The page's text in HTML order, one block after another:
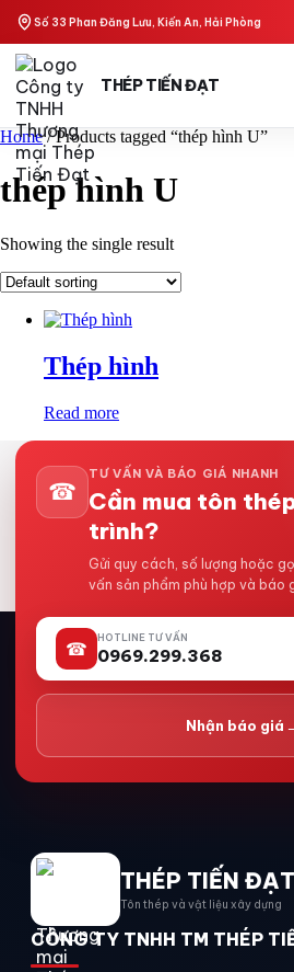
content
Số 33 Phan Đăng Lưu, Kiến An, Hải Phòng
THÉP TIẾN ĐẠT
Home/ Products tagged “thép hình U”
thép hình U
Showing the single result
Thép hình
Read more
☎
TƯ VẤN VÀ BÁO GIÁ NHANH
Cần mua tôn
trình?
Gửi quy cách, số lượng hoặc
vấn sản phẩm phù hợp và báo
☎
HOTLINE TƯ VẤN
0969.299.368
Nhận báo giá
THÉP TIẾN ĐẠT
Tôn thép và vật liệu xây dựng
CÔNG TY TNHH TM THÉP